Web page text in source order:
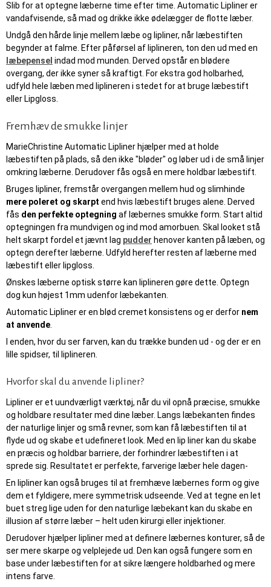
Slib for at optegne læberne time efter time. Automatic Lipliner er
vandafvisende, så mad og drikke ikke ødelægger de flotte læber.
Undgå den hårde linje mellem læbe og lipliner, når læbestiften
begynder at falme. Efter påførsel af liplineren, ton den ud med en
læbepensel indad mod munden. Derved opstår en blødere
overgang, der ikke syner så kraftigt. For ekstra god holbarhed,
udfyld hele læben med liplineren i stedet for at bruge læbestift
eller Lipgloss.
Fremhæv de smukke linjer
MarieChristine Automatic Lipliner hjælper med at holde
læbestiften på plads, så den ikke "bløder" og løber ud i de små linjer
omkring læberne. Derudover fås også en mere holdbar læbestift.
Bruges lipliner, fremstår overgangen mellem hud og slimhinde
mere poleret og skarpt end hvis læbestift bruges alene. Derved
fås den perfekte optegning af læbernes smukke form. Start altid
optegningen fra mundvigen og ind mod amorbuen. Skal looket stå
helt skarpt fordel et jævnt lag pudder henover kanten på læben, og
optegn derefter læberne. Udfyld herefter resten af læberne med
læbestift eller lipgloss.
Ønskes læberne optisk større kan liplineren gøre dette. Optegn
dog kun højest 1mm udenfor læbekanten.
Automatic Lipliner er en blød cremet konsistens og er derfor nem
at anvende
I enden, hvor du ser farven, kan du trække bunden ud - og der er en
lille spidser, til liplineren.
Hvorfor skal du anvende lipliner?
Lipliner er et uundværligt værktøj, når du vil opnå præcise, smukke
og holdbare resultater med dine læber. Langs læbekanten findes
der naturlige linjer og små revner, som kan få læbestiften til at
flyde ud og skabe et udefineret look. Med en lip liner kan du skabe
en præcis og holdbar barriere, der forhindrer læbestiften i at
sprede sig. Resultatet er perfekte, farverige læber hele dagen-
En lipliner kan også bruges til at fremhæve læbernes form og give
dem et fyldigere, mere symmetrisk udseende. Ved at tegne en let
buet streg lige uden for den naturlige læbekant kan du skabe en
illusion af større læber – helt uden kirurgi eller injektioner.
Derudover hjælper lipliner med at definere læbernes konturer, så de
ser mere skarpe og velplejede ud. Den kan også fungere som en
base under læbestiften for at sikre længere holdbarhed og mere
intens farve.